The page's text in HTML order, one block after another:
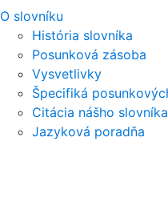
O slovníku
História slovníka
Posunková zásoba
Vysvetlivky
Špecifiká
Citácia nášho slovníka
Jazyková poradňa